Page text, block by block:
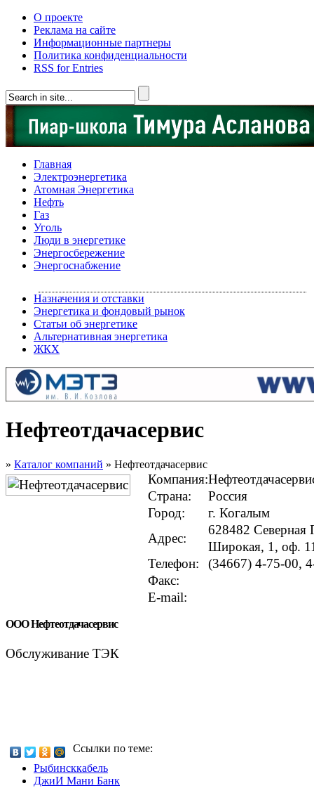
О проекте
Реклама на сайте
Информационные партнеры
Политика конфиденциальности
RSS for Entries
Главная
Электроэнергетика
Атомная Энергетика
Нефть
Газ
Уголь
Люди в энергетике
Энергосбережение
Энергоснабжение
Назначения и отставки
Энергетика и фондовый рынок
Статьи об энергетике
Альтернативная энергетика
ЖКХ
Нефтеотдачасервис
» Каталог компаний » Нефтеотдачасервис
Компания:
Страна:
Россия
Город:
г. Когалым
Адрес:
628482 Северная
Широкая, 1, оф.
Телефон:
(34667) 4-75-00,
Факс:
E-mail:
ООО Нефтеотдачасервис
Обслуживание ТЭК
Ссылки по теме:
Рыбинсккабель
ДжиИ Мани Банк